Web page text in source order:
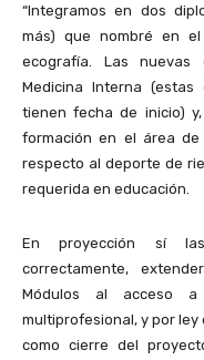
“Integramos en dos
más) que nombré en
ecografía. Las nuevas
Medicina Interna
tienen fecha de inicio)
formación en el área de
respecto al deporte de
requerida en educación.
En proyección sí las
correctamente,
Módulos al acceso
multiprofesional, y por
como cierre del